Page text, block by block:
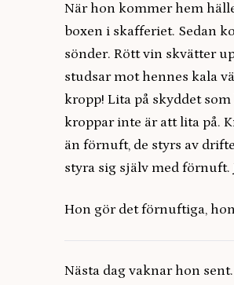
När hon kommer hem
boxen i skafferiet. Sedan
sönder. Rött vin skvätter
studsar mot hennes kala
kropp! Lita på skyddet
kroppar inte är att lita på.
än förnuft, de styrs av
styra sig själv med förnuft.
Hon gör det förnuftiga,
Nästa dag vaknar hon